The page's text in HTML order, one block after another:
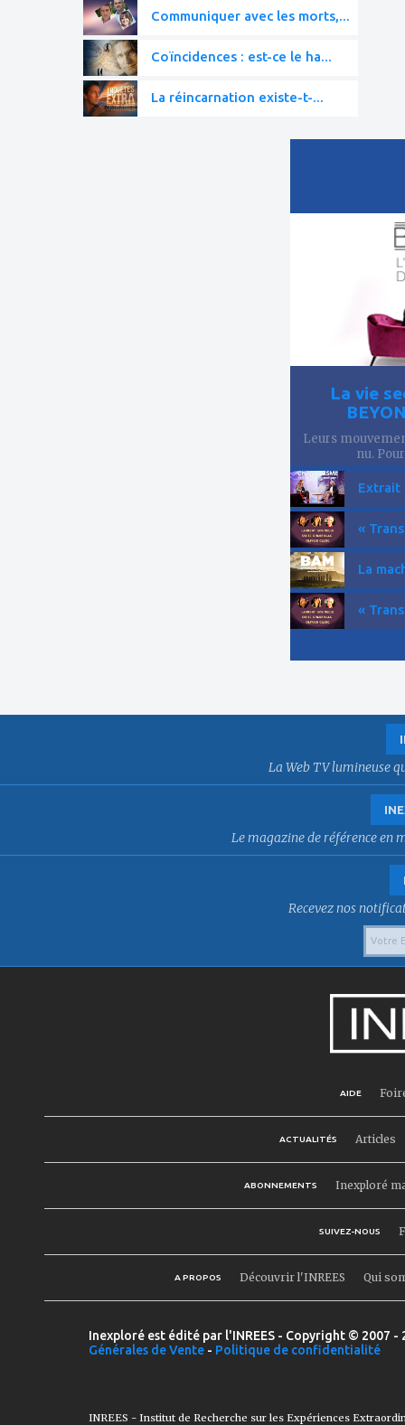
Communiquer avec les morts,...
Coïncidences : est-ce le ha...
La réincarnation existe-t-...
La vie
Leurs
nu.
Extrait
«
La
«
La Web TV lumineuse
Le magazine de référence en
Recevez nos
AIDE
ACTUALITÉS Articles
ABONNEMENTS Inexploré
SUIVEZ-NOUS
A PROPOS Découvrir l'INREES Qui
Inexploré est édité par l'INREES - Copyright © 2007
Générales de Vente - Politique de confidentialité
INREES - Institut de Recherche sur les Expériences